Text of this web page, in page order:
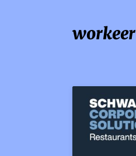
workeer